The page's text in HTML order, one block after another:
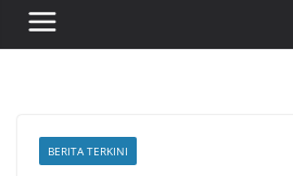
BERITA TERKINI